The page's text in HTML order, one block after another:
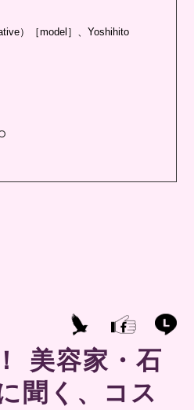
）［model］、Yoshihito
美容家・石
聞く、コス